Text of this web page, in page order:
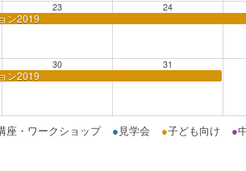
ン2019
23 24
ン2019
30 31
座・ワークショップ ● 見学会 ●子ども向け ●